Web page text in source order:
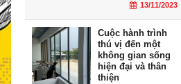
13/11/2023
Cuộc hành trình
thú vị đến một
không gian sống
hiện đại và thân
thiện